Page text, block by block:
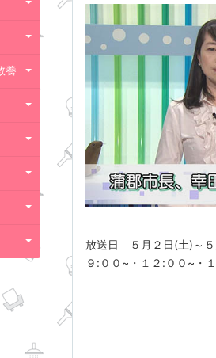
養
放送日 ５月２日(土)～５
９:００~・１２:００~・